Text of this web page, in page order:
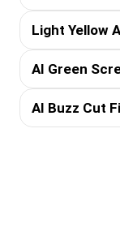
Light Yellow
AI Green
AI Buzz Cut